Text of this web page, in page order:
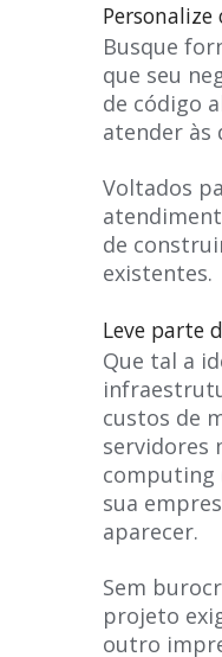
Busque
que seu
de código
atender às
Voltados
de
existentes.
Leve parte
Que tal a
custos de
servidores
computing
sua
aparecer.
Sem
projeto
outro